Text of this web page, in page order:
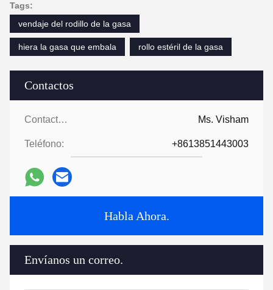
Contactos
Contactos: Ms. Visham
Teléfono: +8613851443003
Habla Ahora.
Envíanos un correo.
Tags:
vendaje del rodillo de la gasa
hiera la gasa que embala rollo estéril de la gasa